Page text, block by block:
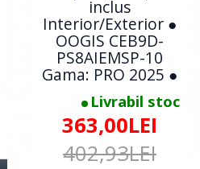
inclus
Interior/Exterior ●
OOGIS CEB9D-
PS8AIEMSP-10
Gama: PRO 2025 ●
Livrabil stoc
363,00LEI
402,93LEI